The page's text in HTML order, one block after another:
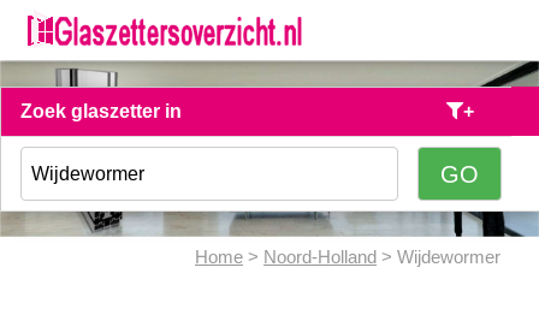
Zoek glaszetter in +
Home > Noord-Holland > Wijdewormer